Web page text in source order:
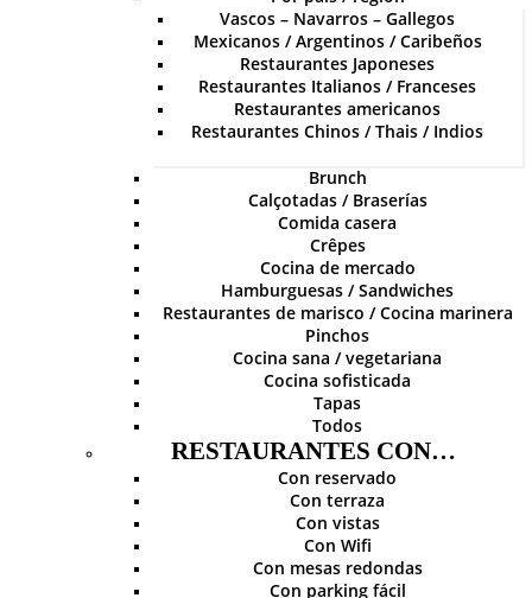
Vascos – Navarros – Gallegos
Mexicanos / Argentinos / Caribeños
Restaurantes Japoneses
Restaurantes Italianos / Franceses
Restaurantes americanos
Restaurantes Chinos / Thais / Indios
Brunch
Calçotadas / Braserías
Comida casera
Crêpes
Cocina de mercado
Hamburguesas / Sandwiches
Restaurantes de marisco / Cocina marinera
Pinchos
Cocina sana / vegetariana
Cocina sofisticada
Tapas
Todos
RESTAURANTES CON…
Con reservado
Con terraza
Con vistas
Con Wifi
Con mesas redondas
Con parking fácil